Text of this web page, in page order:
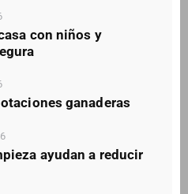
con niños y
ganaderas
ayudan a reducir